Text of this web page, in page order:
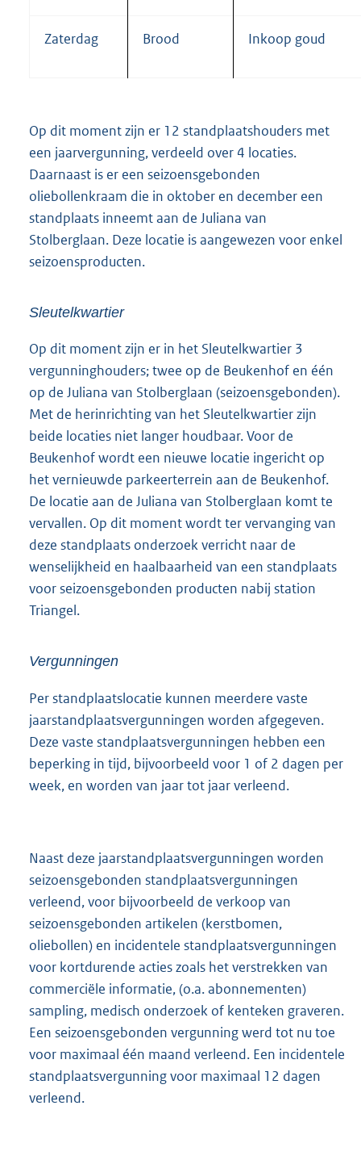
Zaterdag Brood Inkoop goud
Op dit moment zijn er 12 standplaatshouders met
een jaarvergunning, verdeeld over 4 locaties.
Daarnaast is er een seizoensgebonden
oliebollenkraam die in oktober en december een
standplaats inneemt aan de Juliana van
Stolberglaan. Deze locatie is aangewezen voor enkel
seizoensproducten.
Sleutelkwartier
Op dit moment zijn er in het Sleutelkwartier 3
vergunninghouders; twee op de Beukenhof en één
op de Juliana van Stolberglaan (seizoensgebonden).
Met de herinrichting van het Sleutelkwartier zijn
beide locaties niet langer houdbaar. Voor de
Beukenhof wordt een nieuwe locatie ingericht op
het vernieuwde parkeerterrein aan de Beukenhof.
De locatie aan de Juliana van Stolberglaan komt te
vervallen. Op dit moment wordt ter vervanging van
deze standplaats onderzoek verricht naar de
wenselijkheid en haalbaarheid van een standplaats
voor seizoensgebonden producten nabij station
Triangel.
Vergunningen
Per standplaatslocatie kunnen meerdere vaste
jaarstandplaatsvergunningen worden afgegeven.
Deze vaste standplaatsvergunningen hebben een
beperking in tijd, bijvoorbeeld voor 1 of 2 dagen per
week, en worden van jaar tot jaar verleend.
Naast deze jaarstandplaatsvergunningen worden
seizoensgebonden standplaatsvergunningen
verleend, voor bijvoorbeeld de verkoop van
seizoensgebonden artikelen (kerstbomen,
oliebollen) en incidentele standplaatsvergunningen
voor kortdurende acties zoals het verstrekken van
commerciële informatie, (o.a. abonnementen)
sampling, medisch onderzoek of kenteken graveren.
Een seizoensgebonden vergunning werd tot nu toe
voor maximaal één maand verleend. Een incidentele
standplaatsvergunning voor maximaal 12 dagen
verleend.